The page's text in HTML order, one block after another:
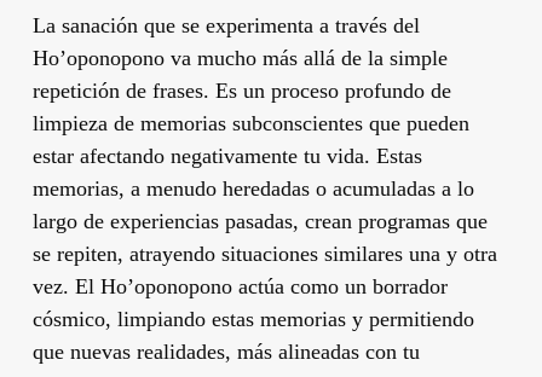
La sanación que se experimenta a través del
Ho’oponopono va mucho más allá de la simple
repetición de frases. Es un proceso profundo de
limpieza de memorias subconscientes que pueden
estar afectando negativamente tu vida. Estas
memorias, a menudo heredadas o acumuladas a lo
largo de experiencias pasadas, crean programas que
se repiten, atrayendo situaciones similares una y otra
vez. El Ho’oponopono actúa como un borrador
cósmico, limpiando estas memorias y permitiendo
que nuevas realidades, más alineadas con tu